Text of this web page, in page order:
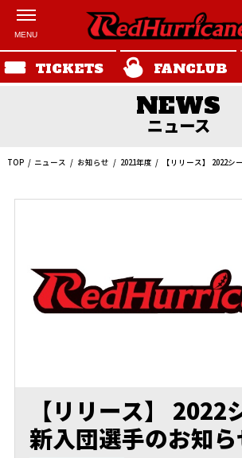
TICKETS FANCLUB
ニュース
TOP ニュース お知らせ 2021年度 【リリース】 2022
【リリース】 2022
新入団選手のお知ら